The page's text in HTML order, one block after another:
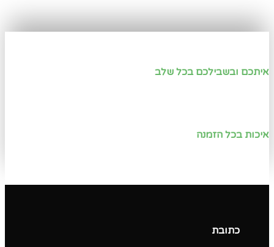
איתכם ובשבילכם בכל שלב
איכות בכל הזמנה
כתובת